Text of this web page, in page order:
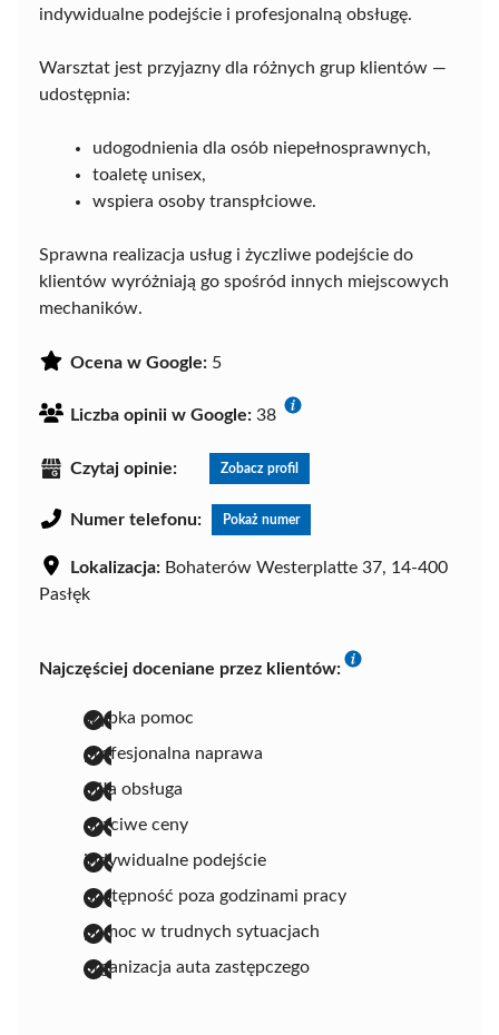
indywidualne podejście i profesjonalną obsługę.
Warsztat jest przyjazny dla różnych grup klientów —
udostępnia:
udogodnienia dla osób niepełnosprawnych,
toaletę unisex,
wspiera osoby transpłciowe.
Sprawna realizacja usług i życzliwe podejście do
klientów wyróżniają go spośród innych miejscowych
mechaników.
Ocena w Google: 5
Liczba opinii w Google: 38
Czytaj opinie: Zobacz profil
Numer telefonu: Pokaż numer
Lokalizacja: Bohaterów Westerplatte 37, 14-400
Pasłęk
Najczęściej doceniane przez klientów:
szybka pomoc
profesjonalna naprawa
miła obsługa
uczciwe ceny
indywidualne podejście
dostępność poza godzinami pracy
pomoc w trudnych sytuacjach
organizacja auta zastępczego